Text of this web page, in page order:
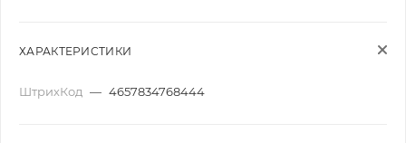
ХАРАКТЕРИСТИКИ
ШтрихКод — 4657834768444